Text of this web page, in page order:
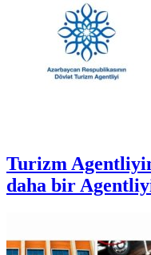
Turizm
daha bir